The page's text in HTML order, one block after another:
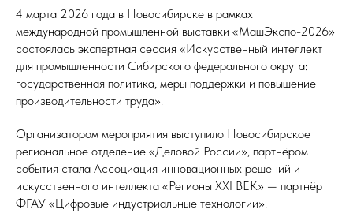
4 марта 2026 года в Новосибирске в рамках
международной промышленной выставки «МашЭкспо-2026»
состоялась экспертная сессия «Искусственный интеллект
для промышленности Сибирского федерального округа:
государственная политика, меры поддержки и повышение
производительности труда».
Организатором мероприятия выступило Новосибирское
региональное отделение «Деловой России», партнёром
события стала Ассоциация инновационных решений и
искусственного интеллекта «Регионы XXI ВЕК» — партнёр
ФГАУ «Цифровые индустриальные технологии».